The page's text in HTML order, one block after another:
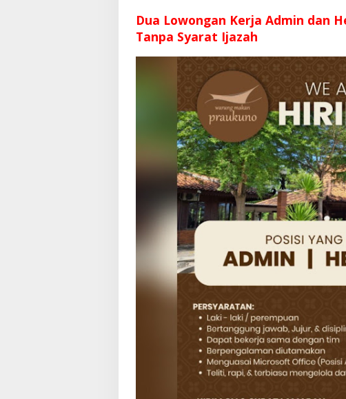
Dua Lowongan Kerja Admin dan
Tanpa Syarat Ijazah